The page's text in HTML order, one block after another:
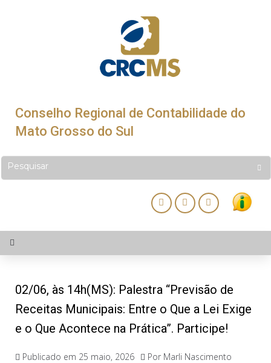
Conselho Regional de Contabilidade do
Mato Grosso do Sul
02/06, às 14h(MS): Palestra “Previsão de
Receitas Municipais: Entre o Que a Lei Exige
e o Que Acontece na Prática”. Participe!
Publicado em 25 maio, 2026 Por Marli Nascimento